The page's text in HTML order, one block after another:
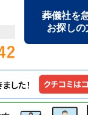
葬儀社を
お探しの